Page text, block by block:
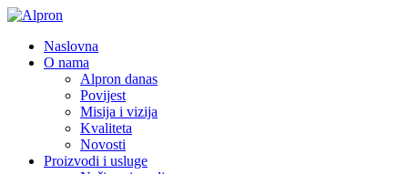
Naslovna
O nama
Alpron danas
Povijest
Misija i vizija
Kvaliteta
Novosti
Proizvodi i usluge